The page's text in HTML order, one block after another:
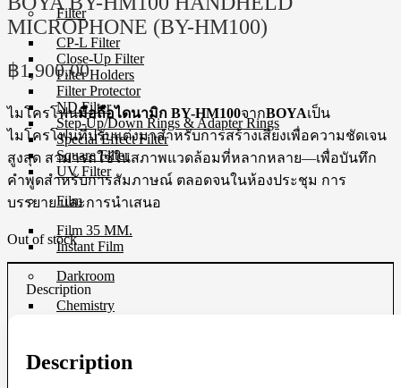
Filter
CP-L Filter
Close-Up Filter
Filter Holders
Filter Protector
ND Filter
Step-Up/Down Rings & Adapter Rings
Special Effect Filter
Square Filter
UV Filter
Film
Film 35 MM.
Instant Film
Darkroom
Chemistry
Video Making Gear
MICROPHONE (BY-HM100)
฿1,900.00
ไมโครโฟนมือถือไดนามิก BY-HM100จากBOYAเป็น
ไมโครโฟนที่ปรับแต่งมาสำหรับการสร้างเสียงเพื่อความชัดเจน
สูงสุด สามารถใช้ในสภาพแวดล้อมที่หลากหลาย—เพื่อบันทึก
คำพูดสำหรับการสัมภาษณ์ ตลอดจนในห้องประชุม การ
บรรยาย และการนำเสนอ
Out of stock
Description
Description